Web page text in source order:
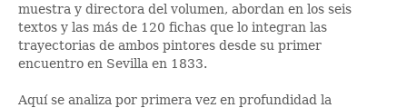
muestra y directora del volumen, abordan en los seis
textos y las más de 120 fichas que lo integran las
trayectorias de ambos pintores desde su primer
encuentro en Sevilla en 1833.
Aquí se analiza por primera vez en profundidad la